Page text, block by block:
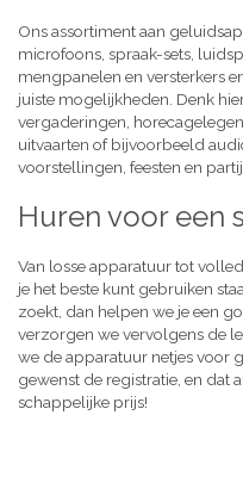
Ons assortiment aan
microfoons, spraak-sets,
mengpanelen en versterkers
juiste mogelijkheden. Denk
vergaderingen,
uitvaarten of bijvoorbeeld
voorstellingen, feesten en
Huren voor een
Van losse apparatuur tot
je het beste kunt gebruiken
zoekt, dan helpen we je een
verzorgen we vervolgens de
we de apparatuur netjes voor
gewenst de registratie, en dat
schappelijke prijs!